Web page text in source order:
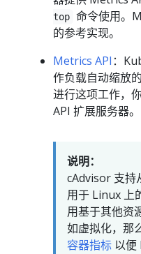
top 命令使用。
的参考实现。
Metrics API ：
作负载自动缩放
进行这项工作，
API 扩展服务器。
说明：
cAdvisor 支持
用于 Linux 上
用基于其他资
如虚拟化，那
容器指标 以便